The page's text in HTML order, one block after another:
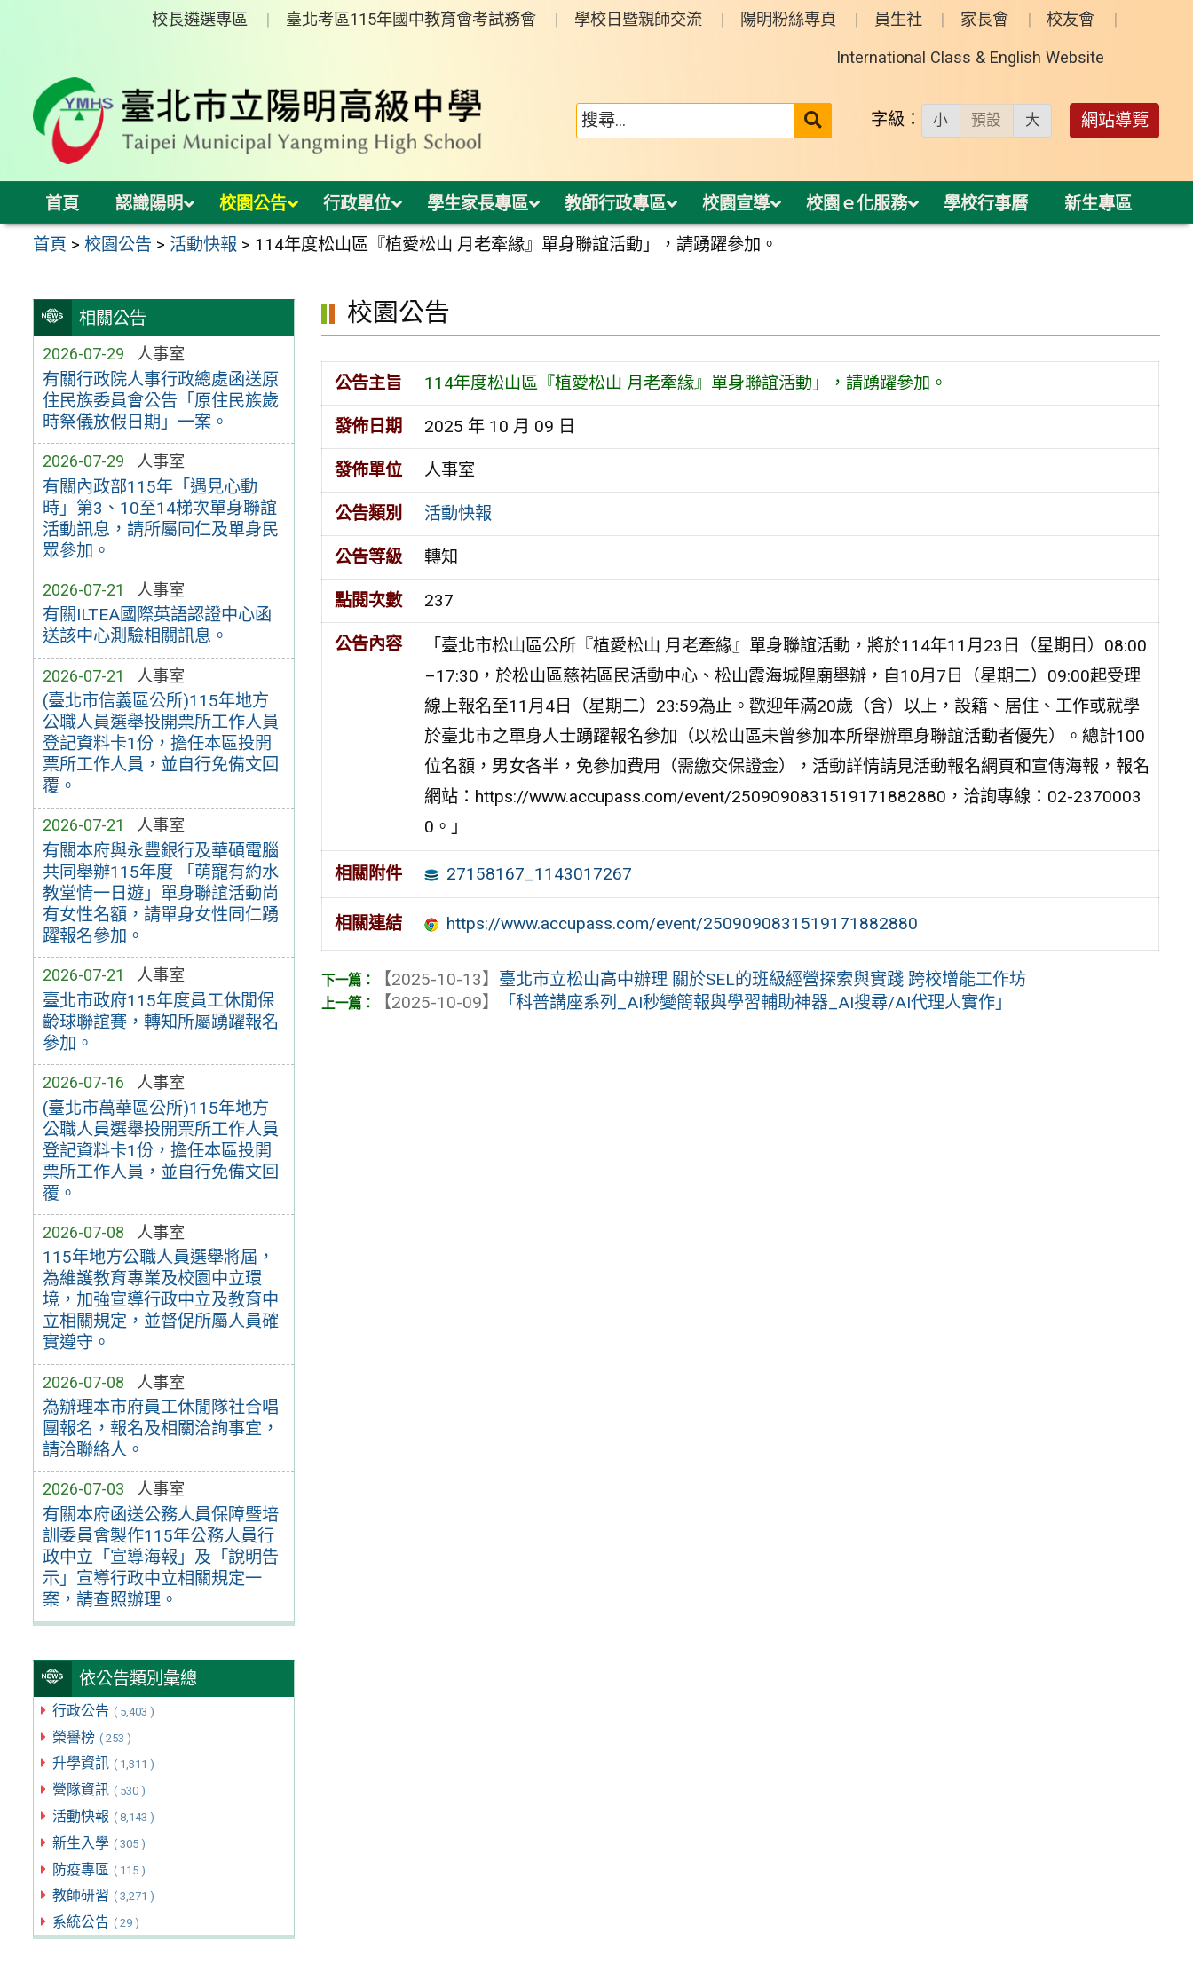
校長遴選專區 臺北考區115年國中教育會考試務會 學校日暨親師交流 陽明粉絲專頁 員生社 家長會 校友會
International Class & English Website
送出 字級： 小 預設 大 網站導覽
首頁 認識陽明 校園公告 行政單位 學生家長專區 教師行政專區 校園宣導 校園ｅ化服務 學校行事曆 新生專區
首頁 >校園公告 > 活動快報 > 114年度松山區『植愛松山 月老牽緣』單身聯誼活動」，請踴躍參加。
相關公告
2026-07-29 人事室
有關行政院人事行政總處函送原
住民族委員會公告「原住民族歲
時祭儀放假日期」一案。
2026-07-29 人事室
有關內政部115年「遇見心動
時」第3、10至14梯次單身聯誼
活動訊息，請所屬同仁及單身民
眾參加。
2026-07-21 人事室
有關ILTEA國際英語認證中心函
送該中心測驗相關訊息。
2026-07-21 人事室
(臺北市信義區公所)115年地方
公職人員選舉投開票所工作人員
登記資料卡1份，擔任本區投開
票所工作人員，並自行免備文回
覆。
2026-07-21 人事室
有關本府與永豐銀行及華碩電腦
共同舉辦115年度 「萌寵有約水
教堂情一日遊」單身聯誼活動尚
有女性名額，請單身女性同仁踴
躍報名參加。
2026-07-21 人事室
臺北市政府115年度員工休閒保
齡球聯誼賽，轉知所屬踴躍報名
參加。
2026-07-16 人事室
(臺北市萬華區公所)115年地方
公職人員選舉投開票所工作人員
登記資料卡1份，擔任本區投開
票所工作人員，並自行免備文回
覆。
2026-07-08 人事室
115年地方公職人員選舉將屆，
為維護教育專業及校園中立環
境，加強宣導行政中立及教育中
立相關規定，並督促所屬人員確
實遵守。
2026-07-08 人事室
為辦理本市府員工休閒隊社合唱
團報名，報名及相關洽詢事宜，
請洽聯絡人。
2026-07-03 人事室
有關本府函送公務人員保障暨培
訓委員會製作115年公務人員行
政中立「宣導海報」及「說明告
示」宣導行政中立相關規定一
案，請查照辦理。
依公告類別彙總
行政公告 ( 5,403 )
榮譽榜 ( 253 )
升學資訊 ( 1,311 )
營隊資訊 ( 530 )
活動快報 ( 8,143 )
新生入學 ( 305 )
防疫專區 ( 115 )
教師研習 ( 3,271 )
系統公告 ( 29 )
校園公告
公告主旨 114年度松山區『植愛松山 月老牽緣』單身聯誼活動」，請踴躍參加。
發佈日期 2025 年 10 月 09 日
發佈單位 人事室
公告類別 活動快報
公告等級 轉知
點閱次數 237
公告內容
「臺北市松山區公所『植愛松山 月老牽緣』單身聯誼活動，將於114年11月23日（星期日）08:00
–17:30，於松山區慈祐區民活動中心、松山霞海城隍廟舉辦，自10月7日（星期二）09:00起受理
線上報名至11月4日（星期二）23:59為止。歡迎年滿20歲（含）以上，設籍、居住、工作或就學
於臺北市之單身人士踴躍報名參加（以松山區未曾參加本所舉辦單身聯誼活動者優先）。總計100
位名額，男女各半，免參加費用（需繳交保證金），活動詳情請見活動報名網頁和宣傳海報，報名
網站：https://www.accupass.com/event/2509090831519171882880，洽詢專線：02-2370003
0。」
相關附件 27158167_1143017267
相關連結 https://www.accupass.com/event/2509090831519171882880
【2025-10-13】 臺北市立松山高中辦理 關於SEL的班級經營探索與實踐 跨校增能工作坊
【2025-10-09】
「科普講座系列_AI秒變簡報與學習輔助神器_AI搜尋/AI代理人實作」